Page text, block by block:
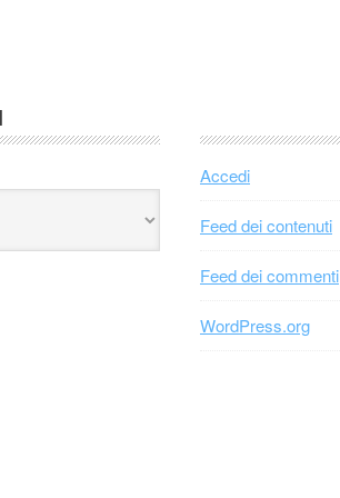
Accedi
Feed dei contenuti
Feed dei commenti
WordPress.org